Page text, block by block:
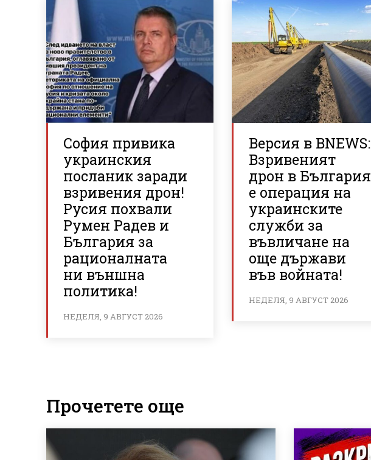
София привика
украинския
посланик заради
взривения дрон!
Русия похвали
Румен Радев и
България за
рационалната
ни външна
политика!
НЕДЕЛЯ, 9 АВГУСТ 2026
Версия в BNEWS:
Взривеният
дрон в България
е операция на
украинските
служби за
въвличане на
още държави
във войната!
НЕДЕЛЯ, 9 АВГУСТ 2026
Прочетете още